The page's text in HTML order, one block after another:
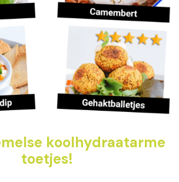
koolhydraatarme
toetjes!